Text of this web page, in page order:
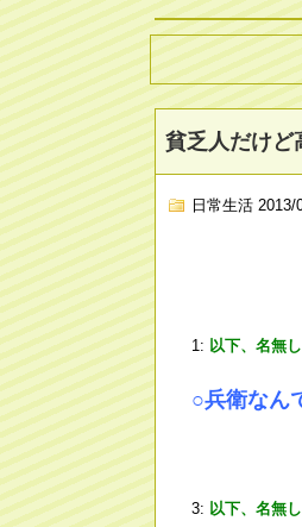
貧乏人だけど
日常生活 2013/
1: 以下、名無
○兵衛なん
3: 以下、名無